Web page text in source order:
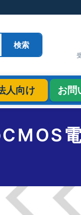
検索
人向け お問